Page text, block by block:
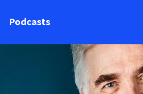
Podcasts